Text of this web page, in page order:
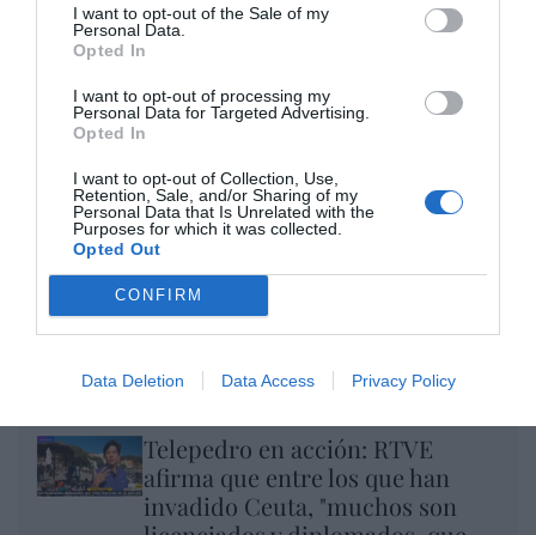
I want to opt-out of the Sale of my
Personal Data.
Opted In
I want to opt-out of processing my
Personal Data for Targeted Advertising.
Opted In
I want to opt-out of Collection, Use,
Retention, Sale, and/or Sharing of my
Personal Data that Is Unrelated with the
Purposes for which it was collected.
Opted Out
CONFIRM
Data Deletion Data Access Privacy Policy
Argumentos
El regalo de 'Mojamé'
Hispanidad
Telepedro en acción: RTVE
afirma que entre los que han
invadido Ceuta, "muchos son